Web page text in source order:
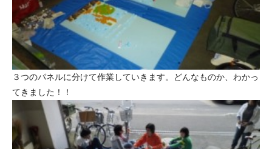
３つのパネルに分けて作業していきます。どんなものか、わかっ
てきました！！